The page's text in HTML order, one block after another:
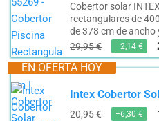
Cobertor solar
rectangulares de
de 378 cm de ancho
29,95 €
−2,14 €
EN OFERTA HOY
20,95 € −6,30 €